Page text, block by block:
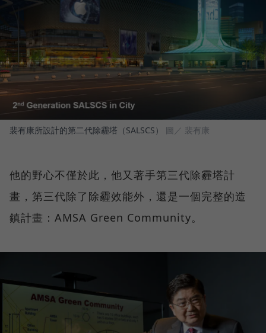
裴有康所設計的第二代除霾塔（SALSCS） 圖／ 裴有康
他的野心不僅於此，他又著手第三代除霾塔計
畫，第三代除了除霾效能外，還是一個完整的造
鎮計畫：AMSA Green Community。